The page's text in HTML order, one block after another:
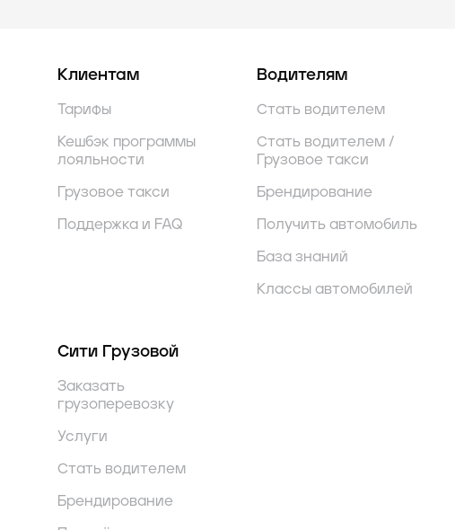
Клиентам
Тарифы
Кешбэк программы
лояльности
Грузовое такси
Поддержка и FAQ
Водителям
Стать водителем
Стать водителем /
Грузовое такси
Брендирование
Получить автомобиль
База знаний
Классы автомобилей
Сити Грузовой
Заказать
грузоперевозку
Услуги
Стать водителем
Брендирование